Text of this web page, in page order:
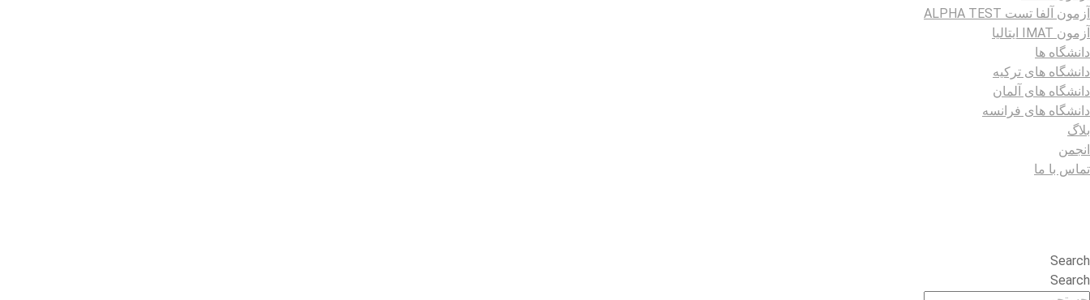
آزمون آلفا تست ALPHA TEST
آزمون IMAT ایتالیا
دانشگاه ها
دانشگاه های ترکیه
دانشگاه های آلمان
دانشگاه های فرانسه
بلاگ
انجمن
تماس با ما
Search
Search